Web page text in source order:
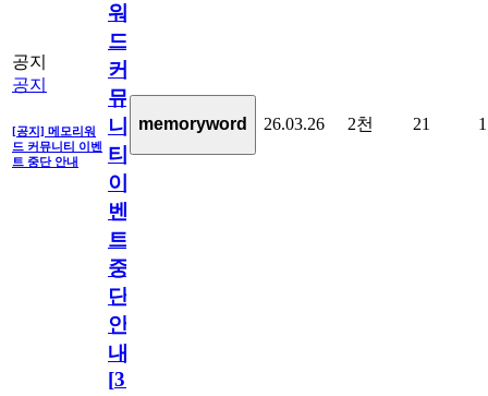
공지
공지
[공지] 메모리워
드 커뮤니티 이벤
트 중단 안내
워
드
커
뮤
니
티
이
벤
트
중
단
안
내
[31
memoryword 26.03.26 2천 21 1